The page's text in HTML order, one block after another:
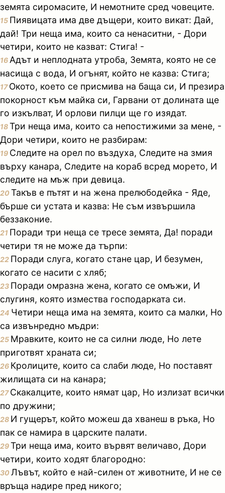
земята сиромасите, И немотните сред човеците.
15 Пиявицата има две дъщери, които викат: Дай,
дай! Три неща има, които са ненаситни, - Дори
четири, които не казват: Стига! -
16 Адът и неплодната утроба, Земята, която не се
насища с вода, И огънят, който не казва: Стига;
17Окото, което се присмива на баща си, И презира
покорност към майка си, Гарвани от долината ще
го изкълват, И орлови пилци ще го изядат.
18Три неща има, които са непостижими за мене, -
Дори четири, които не разбирам:
19 Следите на орел по въздуха, Следите на змия
върху канара, Следите на кораб всред морето, И
следите на мъж при девица.
20Такъв е пътят и на жена прелюбодейка - Яде,
бърше си устата и казва: Не съм извършила
беззаконие.
21 Поради три неща се тресе земята, Да! поради
четири тя не може да търпи:
22 Поради слуга, когато стане цар, И безумен,
когато се насити с хляб;
23 Поради омразна жена, когато се омъжи, И
слугиня, която измества господарката си.
24 Четири неща има на земята, които са малки, Но
са извънредно мъдри:
25 Мравките, които не са силни люде, Но лете
приготвят храната си;
26 Кролиците, които са слаби люде, Но поставят
жилищата си на канара;
27Скакалците, които нямат цар, Но излизат всички
по дружини;
28 И гущерът, който можеш да хванеш в ръка, Но
пак се намира в царските палати.
29Три неща има, които вървят величаво, Дори
четири, които ходят благородно:
30Лъвът, който е най-силен от животните, И не се
връща надире пред никого;